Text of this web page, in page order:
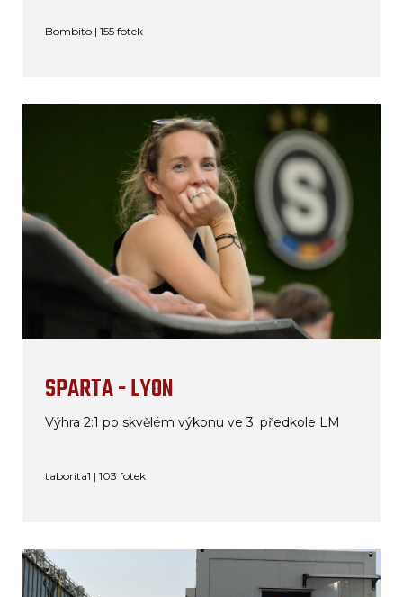
Bombito | 155 fotek
SPARTA - LYON
Výhra 2:1 po skvělém výkonu ve 3. předkole LM
taborita1 | 103 fotek